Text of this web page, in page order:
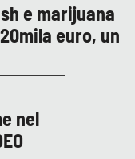
e marijuana
euro, un
nel